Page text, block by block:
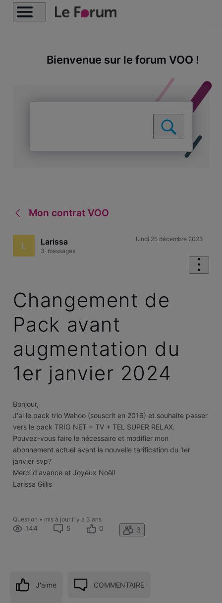
Bienvenue sur le forum VOO !
Mon contrat VOO
L Larissa
3 messages
lundi 25 décembre 2023
Changement de
Pack avant
augmentation du
1er janvier 2024
Bonjour,
J'ai le pack trio Wahoo (souscrit en 2016) et souhaite passer
vers le pack TRIO NET + TV + TEL SUPER RELAX.
Pouvez-vous faire le nécessaire et modifier mon
abonnement actuel avant la nouvelle tarification du 1er
janvier svp?
Merci d'avance et Joyeux Noël!
Larissa Gillis
Question • mis à jour il y a 3 ans
144 5 0 3
J'aime COMMENTAIRE